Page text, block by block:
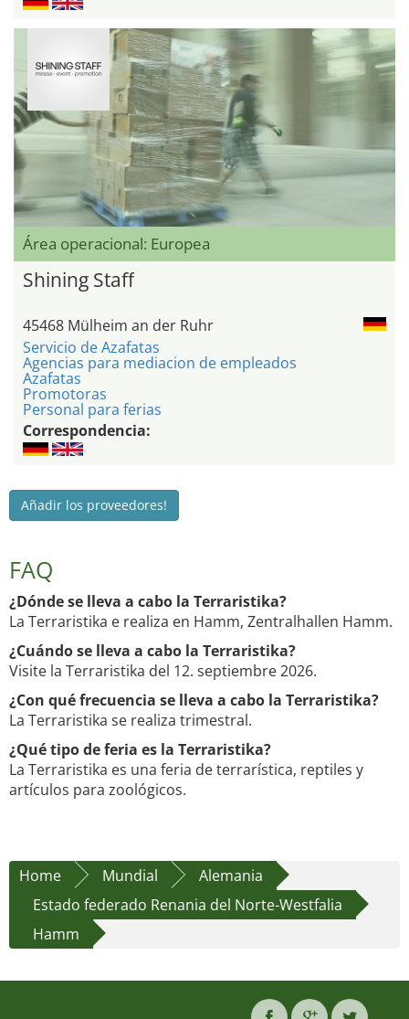
Área operacional: Europea
Shining Staff
45468 Mülheim an der Ruhr
Servicio de Azafatas
Agencias para mediacion de empleados
Azafatas
Promotoras
Personal para ferias
Correspondencia:
Añadir los proveedores!
FAQ
¿Dónde se lleva a cabo la Terraristika?
La Terraristika e realiza en Hamm, Zentralhallen Hamm.
¿Cuándo se lleva a cabo la Terraristika?
Visite la Terraristika del 12. septiembre 2026.
¿Con qué frecuencia se lleva a cabo la Terraristika?
La Terraristika se realiza trimestral.
¿Qué tipo de feria es la Terraristika?
La Terraristika es una feria de terrarística, reptiles y
artículos para zoológicos.
Home Mundial
Alemania
Estado federado Renania del Norte-Westfalia
Hamm